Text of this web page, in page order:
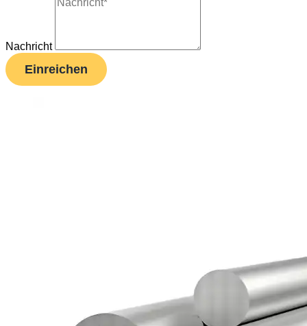
Nachricht
Einreichen